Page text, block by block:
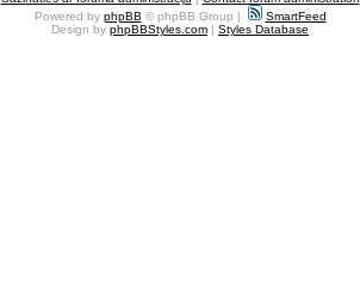
Powered by phpBB © phpBB Group |
SmartFeed
Design by phpBBStyles.com | Styles Database